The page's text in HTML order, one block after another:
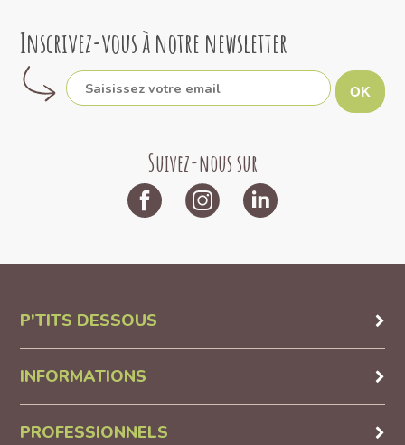
Inscrivez-vous à notre newsletter
OK
Suivez-nous sur
P'TITS DESSOUS
INFORMATIONS
PROFESSIONNELS